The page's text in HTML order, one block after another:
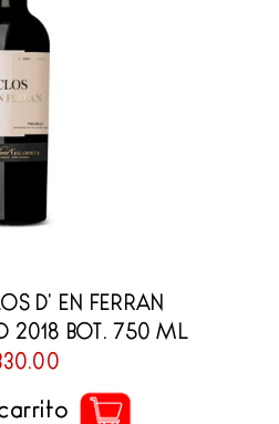
D’ EN FERRAN
2018 BOT. 750 ML